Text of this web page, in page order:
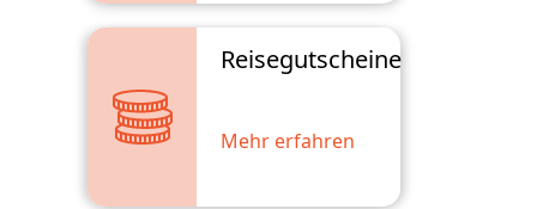
Reisegutscheine
Mehr erfahren